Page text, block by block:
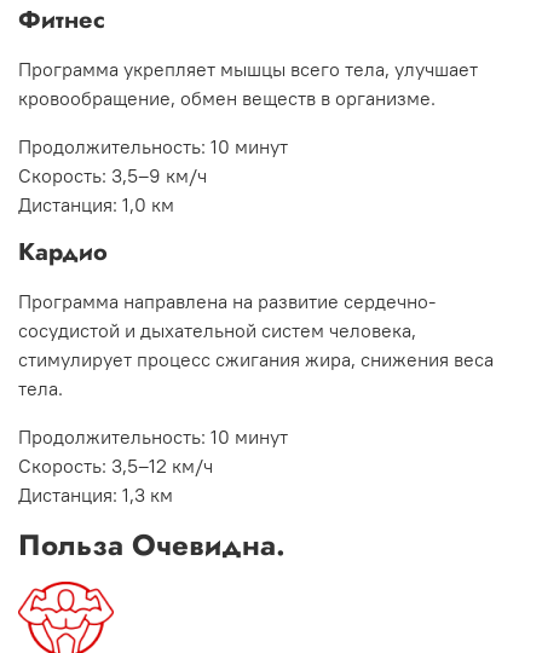
Фитнес
Программа укрепляет мышцы всего тела, улучшает
кровообращение, обмен веществ в организме.
Продолжительность: 10 минут
Скорость: 3,5–9 км/ч
Дистанция: 1,0 км
Кардио
Программа направлена на развитие сердечно-
сосудистой и дыхательной систем человека,
стимулирует процесс сжигания жира, снижения веса
тела.
Продолжительность: 10 минут
Скорость: 3,5–12 км/ч
Дистанция: 1,3 км
Польза Очевидна.